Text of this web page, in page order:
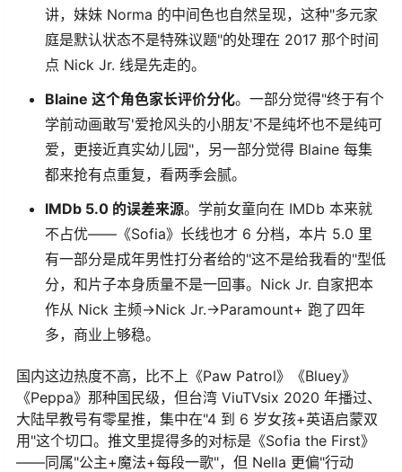
讲，妹妹 Norma 的中间色也自然呈现，这种"多元家
庭是默认状态不是特殊议题"的处理在 2017 那个时间
点 Nick Jr. 线是先走的。
Blaine 这个角色家长评价分化。一部分觉得"终于有个
学前动画敢写'爱抢风头的小朋友'不是纯坏也不是纯可
爱，更接近真实幼儿园"，另一部分觉得 Blaine 每集
都来抢有点重复，看两季会腻。
IMDb 5.0 的误差来源。学前女童向在 IMDb 本来就
不占优——《Sofia》长线也才 6 分档，本片 5.0 里
有一部分是成年男性打分者给的"这不是给我看的"型低
分，和片子本身质量不是一回事。Nick Jr. 自家把本
作从 Nick 主频→Nick Jr.→Paramount+ 跑了四年
多，商业上够稳。
国内这边热度不高，比不上《Paw Patrol》《Bluey》
《Peppa》那种国民级，但台湾 ViuTVsix 2020 年播过、
大陆早教号有零星推，集中在"4 到 6 岁女孩+英语启蒙双
用"这个切口。推文里提得多的对标是《Sofia the First》
——同属"公主+魔法+每段一歌"，但 Nella 更偏"行动